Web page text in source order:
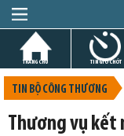
TRANG CHỦ TIN GIỜ CHÓT
TIN BỘ CÔNG THƯƠNG
Thương vụ kết